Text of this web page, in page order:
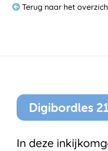
Terug naar het
Digibordles
In deze